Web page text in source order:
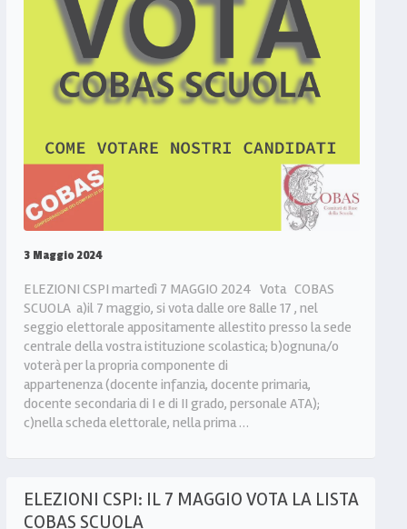
3 Maggio 2024
ELEZIONI CSPI martedì 7 MAGGIO 2024 Vota COBAS
SCUOLA a)il 7 maggio, si vota dalle ore 8alle 17 , nel
seggio elettorale appositamente allestito presso la sede
centrale della vostra istituzione scolastica; b)ognuna/o
voterà per la propria componente di
appartenenza (docente infanzia, docente primaria,
docente secondaria di I e di II grado, personale ATA);
c)nella scheda elettorale, nella prima …
ELEZIONI CSPI: IL 7 MAGGIO VOTA LA LISTA
COBAS SCUOLA